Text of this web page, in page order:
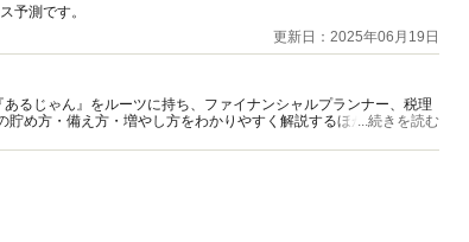
予測です。
更新日：2025年06月19日
るじゃん』をルーツに持ち、ファイナンシャルプランナー、税理
め方・備え方・増やし方をわかりやすく解説するほか、マネー最
...続きを読む